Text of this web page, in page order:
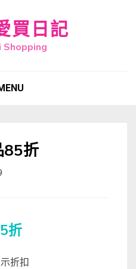
買日記
Shopping
85折
折
折扣